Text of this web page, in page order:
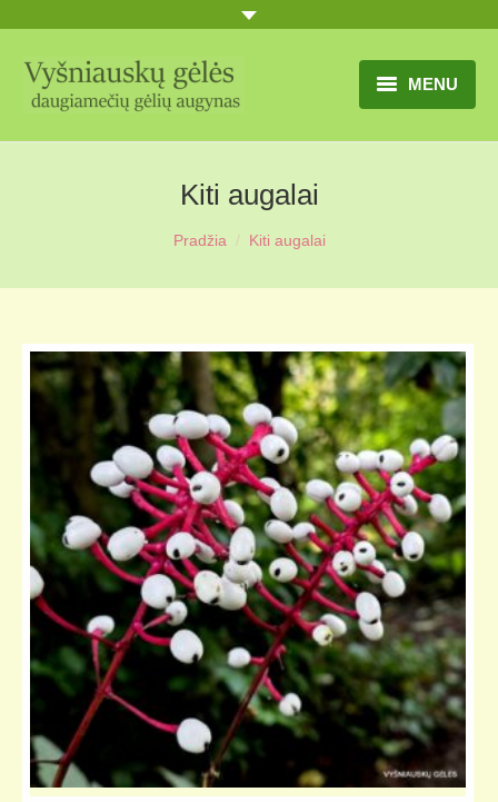
MENU
TITULINIS
GĖLIŲ KATALOGAS
PRANEŠIMAI
KONTAKTAI
APIE MUS
MŪSŲ SODYBA
MŪSŲ AUGYNAS
KELIONIŲ GALERIJA
Kiti augalai
Pradžia Kiti augalai